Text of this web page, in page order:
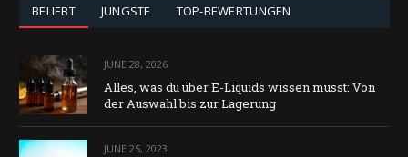
BELIEBT JÜNGSTE TOP-BEWERTUNGEN
JUNE 28, 2026
Alles, was du über E-Liquids wissen musst: Von
der Auswahl bis zur Lagerung
JUNE 25, 2023